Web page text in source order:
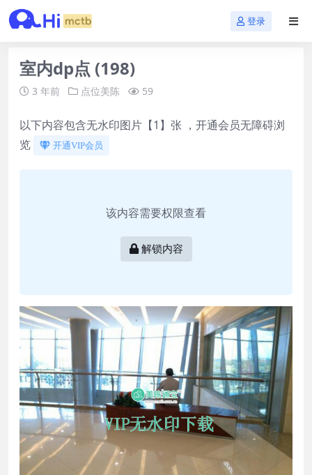
登录
室内dp点 (198)
3 年前 点位美陈 59
以下内容包含无水印图片【1】张 ，开通会员无障碍浏
览
开通VIP会员
该内容需要权限查看
解锁内容